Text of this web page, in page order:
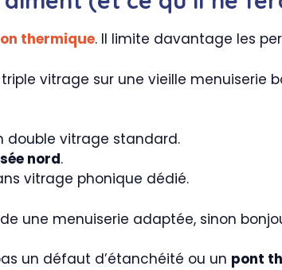
thermique. Il limite davantage les
vitrage sur une vieille menuiserie
double vitrage standard.
nord.
vitrage phonique dédié.
une menuiserie adaptée, sinon
un défaut d’étanchéité ou un pont